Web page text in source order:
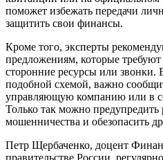
поможет избежать передачи
защитить свои финансы.
Кроме того, эксперты
предложениям, которые требуют
сторонние ресурсы или звонки.
подобной схемой, важно
управляющую компанию или в
Только так можно предупредить
мошенничества и обезопасить
Петр Щербаченко, доцент
правительстве России,